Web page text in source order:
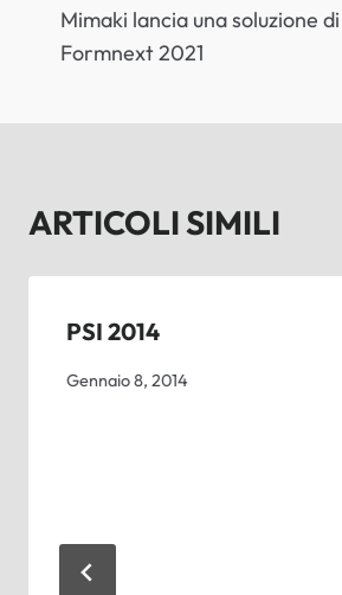
ARTICOLI
Mimaki lancia una soluzione
Formnext 2021
ARTICOLI SIMILI
PSI 2014
Gennaio 8, 2014